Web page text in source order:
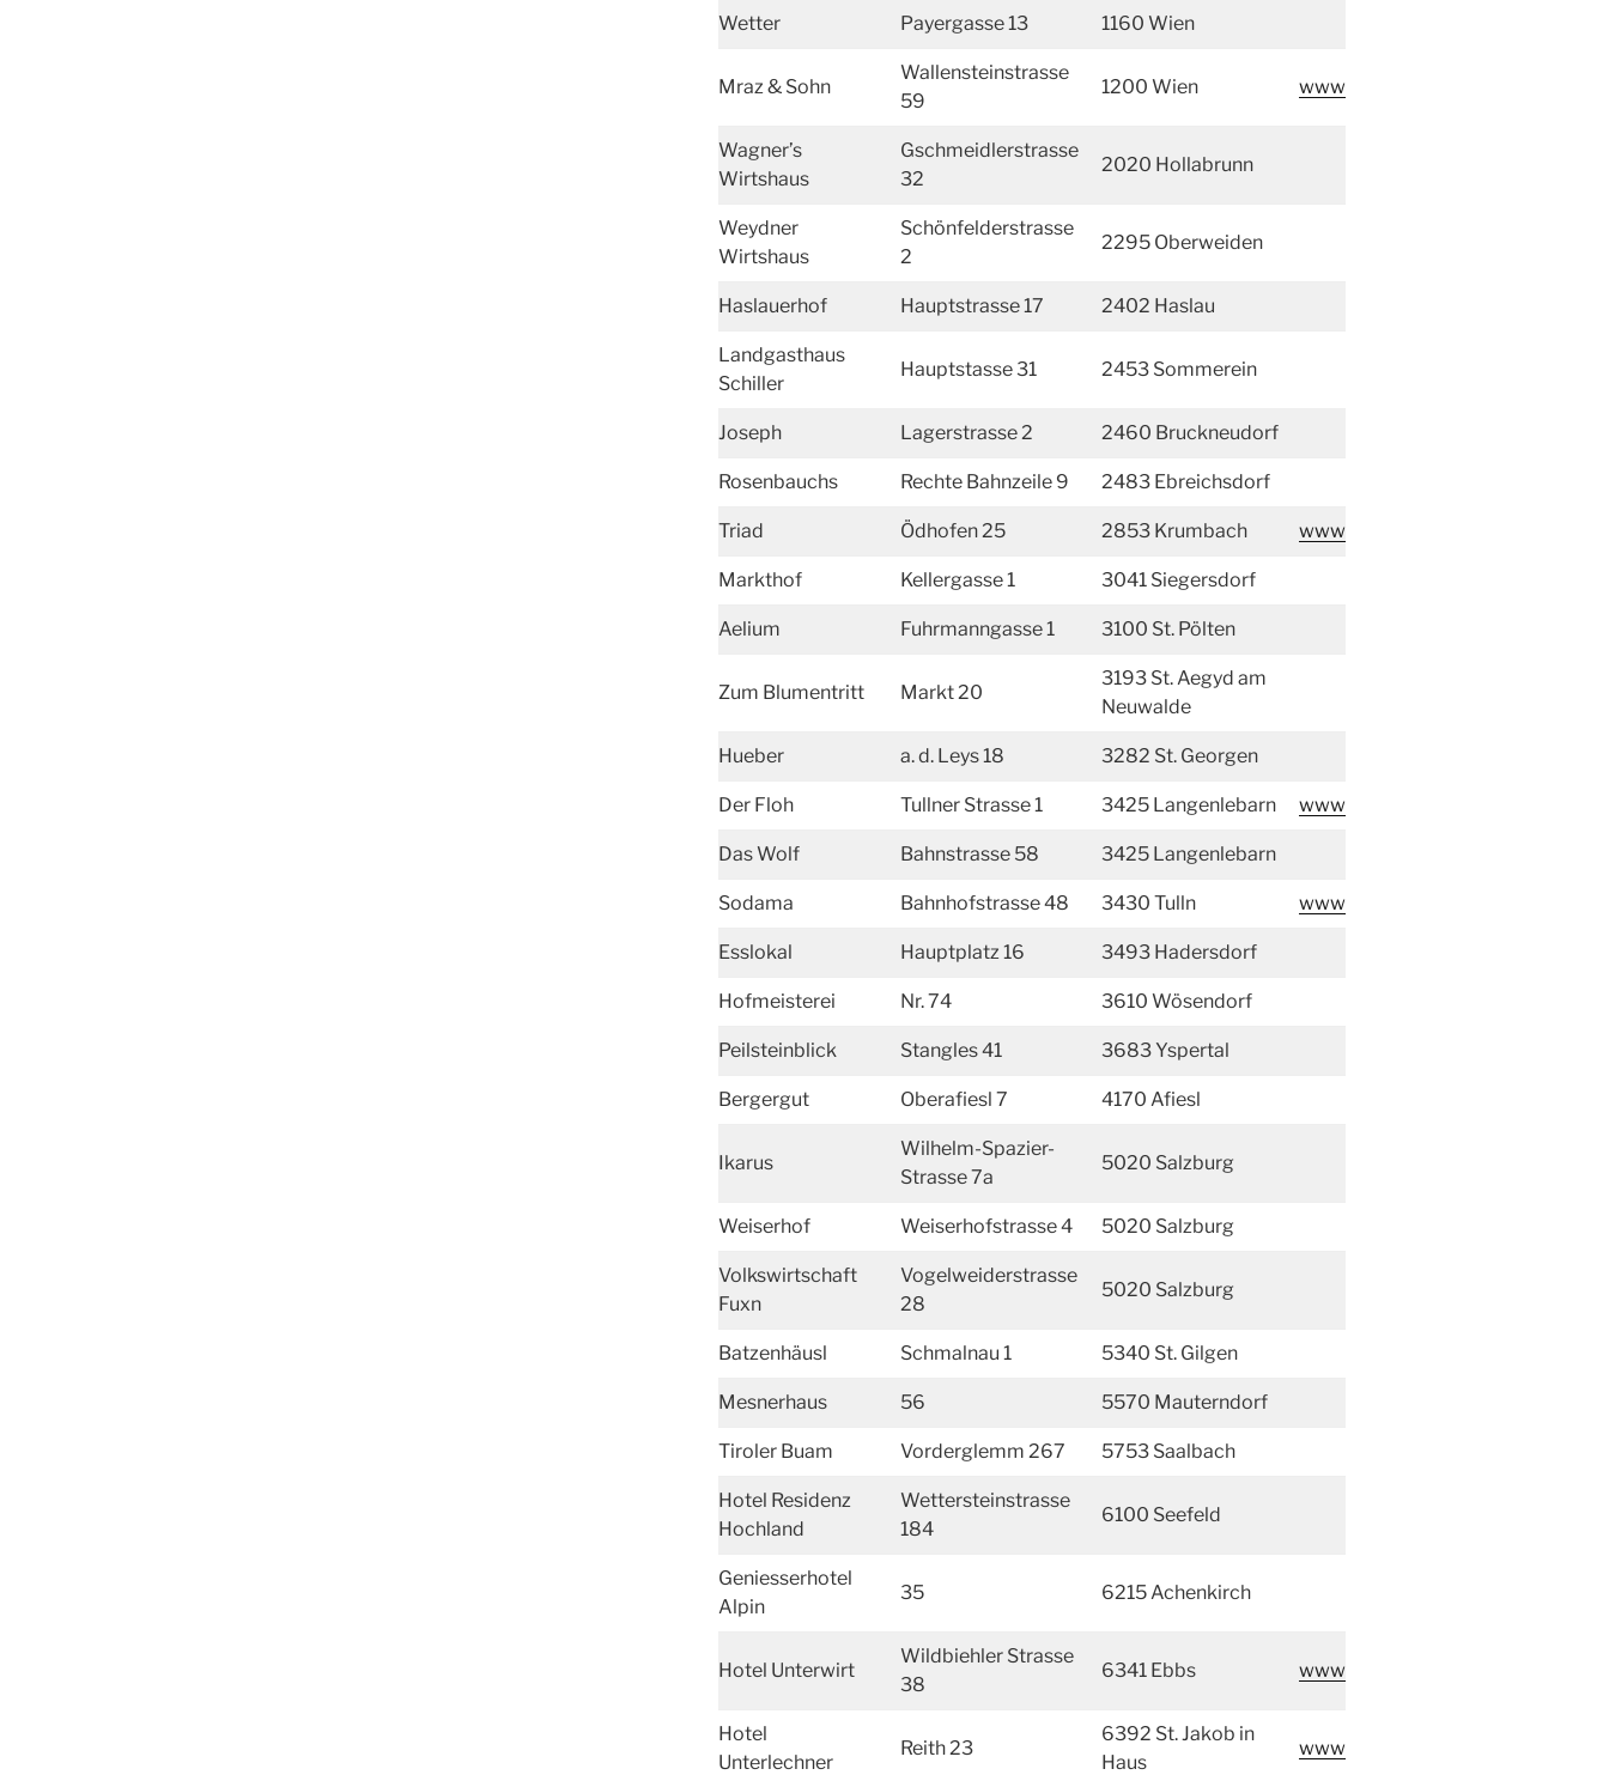
Wetter Payergasse 13 1160 Wien
Mraz & Sohn
Wallensteinstrasse
59
1200 Wien www
Wagner’s
Wirtshaus
Gschmeidlerstrasse
32
2020 Hollabrunn
Weydner
Wirtshaus
Schönfelderstrasse
2
2295 Oberweiden
Haslauerhof Hauptstrasse 17 2402 Haslau
Landgasthaus
Schiller
Hauptstasse 31 2453 Sommerein
Joseph Lagerstrasse 2 2460 Bruckneudorf
Rosenbauchs Rechte Bahnzeile 9 2483 Ebreichsdorf
Triad Ödhofen 25 2853 Krumbach www
Markthof Kellergasse 1 3041 Siegersdorf
Aelium Fuhrmanngasse 1 3100 St. Pölten
Zum Blumentritt Markt 20
3193 St. Aegyd am
Neuwalde
Hueber a. d. Leys 18 3282 St. Georgen
Der Floh Tullner Strasse 1 3425 Langenlebarn www
Das Wolf Bahnstrasse 58 3425 Langenlebarn
Sodama Bahnhofstrasse 48 3430 Tulln www
Esslokal Hauptplatz 16 3493 Hadersdorf
Hofmeisterei Nr. 74 3610 Wösendorf
Peilsteinblick Stangles 41 3683 Yspertal
Bergergut Oberafiesl 7 4170 Afiesl
Ikarus
Wilhelm-Spazier-
Strasse 7a
5020 Salzburg
Weiserhof Weiserhofstrasse 4 5020 Salzburg
Volkswirtschaft
Fuxn
Vogelweiderstrasse
28
5020 Salzburg
Batzenhäusl Schmalnau 1 5340 St. Gilgen
Mesnerhaus 56 5570 Mauterndorf
Tiroler Buam Vorderglemm 267 5753 Saalbach
Hotel Residenz
Hochland
Wettersteinstrasse
184
6100 Seefeld
Geniesserhotel
Alpin
35 6215 Achenkirch
Hotel Unterwirt
Wildbiehler Strasse
38
6341 Ebbs www
Hotel
Unterlechner
Reith 23
6392 St. Jakob in
Haus
www